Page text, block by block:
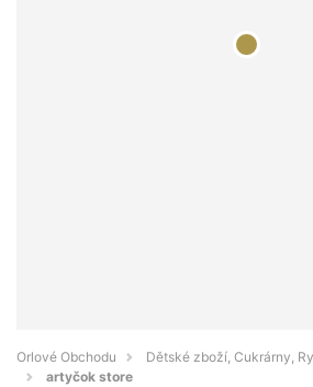
Orlové Obchodu
Dětské zboží, Cukrárny,
artyčok store